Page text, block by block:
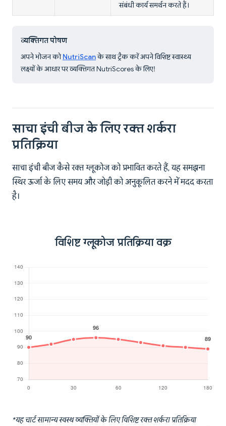
संबंधी कार्य समर्थन करते हैं।
व्यक्तिगत पोषण
अपने भोजन कोNutriScanके साथ ट्रैक करें अपने विशिष्ट स्वास्थ्य
लक्ष्यों के आधार पर व्यक्तिगत NutriScores के लिए!
साचा इंची बीज के लिए रक्त शर्करा
प्रतिक्रिया
साचा इंची बीज कैसे रक्त ग्लूकोज को प्रभावित करते हैं, यह समझना
स्थिर ऊर्जा के लिए समय और जोड़ी को अनुकूलित करने में मदद करता
है।
विशिष्ट ग्लूकोज प्रतिक्रिया वक्र
*यह चार्ट सामान्य स्वस्थ व्यक्तियों के लिए विशिष्ट रक्त शर्करा प्रतिक्रिया